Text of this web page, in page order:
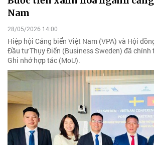
Nam
28/05/2026 14:00
Hiệp hội Cảng biển Việt Nam (VPA) và Hội
Đầu tư Thụy Điển (Business Sweden) đã chính
Ghi nhớ hợp tác (MoU).